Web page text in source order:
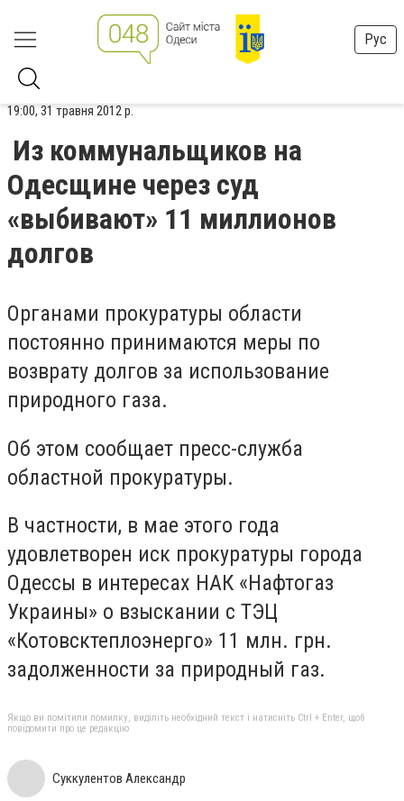
Рус
19:00, 31 травня 2012 р.
Из коммунальщиков на
Одесщине через суд
«выбивают» 11 миллионов
долгов
Органами прокуратуры области
постоянно принимаются меры по
возврату долгов за использование
природного газа.
Об этом сообщает пресс-служба
областной прокуратуры.
В частности, в мае этого года
удовлетворен иск прокуратуры города
Одессы в интересах НАК «Нафтогаз
Украины» о взыскании с ТЭЦ
«Котовсктеплоэнерго» 11 млн. грн.
задолженности за природный газ.
Якщо ви помітили помилку, виділіть необхідний текст і натисніть Ctrl + Enter, щоб
повідомити про це редакцію
Суккулентов Александр